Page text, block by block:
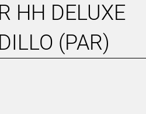
HH DELUXE
(PAR)